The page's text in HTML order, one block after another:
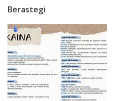
Berastegi